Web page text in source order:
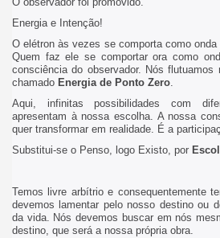
Energia e Intenção!
O elétron às vezes se comporta como
Quem faz ele se comportar ora como
consciência do observador. Nós flutuamos
chamadoEnergia de Ponto Zero.
Aqui, infinitas possibilidades com
apresentam à nossa escolha. A nossa
quer transformar em realidade. É a
Substitui-se o Penso, logo Existo, por
Temos livre arbítrio e consequentemente
devemos lamentar pelo nosso destino ou
da vida. Nós devemos buscar em nós
destino, que será a nossa própria obra.